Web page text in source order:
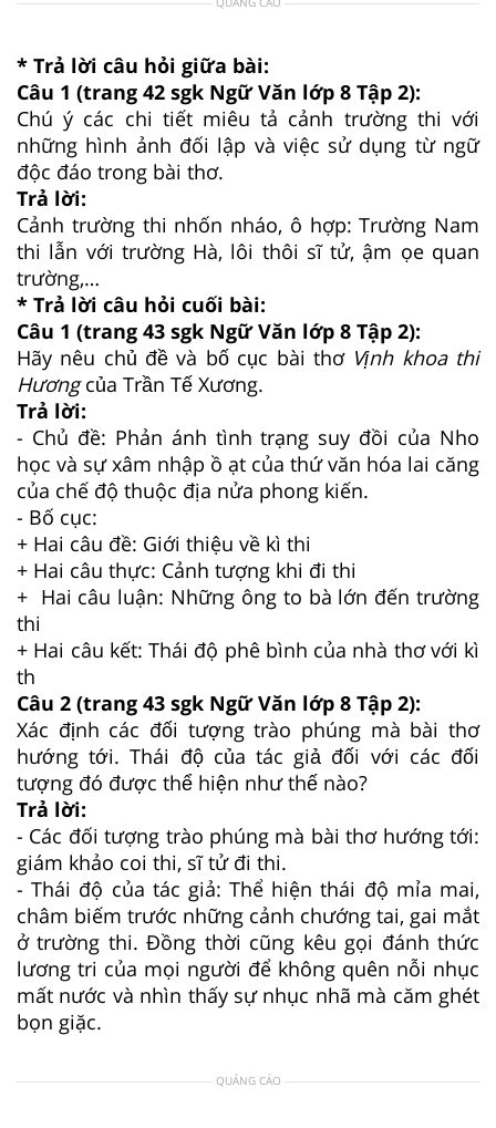
* Trả lời câu hỏi giữa bài:
Câu 1 (trang 42 sgk Ngữ Văn lớp 8 Tập 2):
Chú ý các chi tiết miêu tả cảnh trường thi với
những hình ảnh đối lập và việc sử dụng từ ngữ
độc đáo trong bài thơ.
Trả lời:
Cảnh trường thi nhốn nháo, ô hợp: Trường Nam
thi lẫn với trường Hà, lôi thôi sĩ tử, ậm ọe quan
trường,…
* Trả lời câu hỏi cuối bài:
Câu 1 (trang 43 sgk Ngữ Văn lớp 8 Tập 2):
Hãy nêu chủ đề và bố cục bài thơ Vịnh khoa thi
Hươngcủa Trần Tế Xương.
Trả lời:
- Chủ đề: Phản ánh tình trạng suy đồi của Nho
học và sự xâm nhập ồ ạt của thứ văn hóa lai căng
của chế độ thuộc địa nửa phong kiến.
- Bố cục:
+ Hai câu đề: Giới thiệu về kì thi
+ Hai câu thực: Cảnh tượng khi đi thi
+ Hai câu luận: Những ông to bà lớn đến trường
thi
+ Hai câu kết: Thái độ phê bình của nhà thơ với kì
th
Câu 2 (trang 43 sgk Ngữ Văn lớp 8 Tập 2):
Xác định các đối tượng trào phúng mà bài thơ
hướng tới. Thái độ của tác giả đối với các đối
tượng đó được thể hiện như thế nào?
Trả lời:
- Các đối tượng trào phúng mà bài thơ hướng tới:
giám khảo coi thi, sĩ tử đi thi.
- Thái độ của tác giả: Thể hiện thái độ mỉa mai,
châm biếm trước những cảnh chướng tai, gai mắt
ở trường thi. Đồng thời cũng kêu gọi đánh thức
lương tri của mọi người để không quên nỗi nhục
mất nước và nhìn thấy sự nhục nhã mà căm ghét
bọn giặc.
QUẢNG CÁO